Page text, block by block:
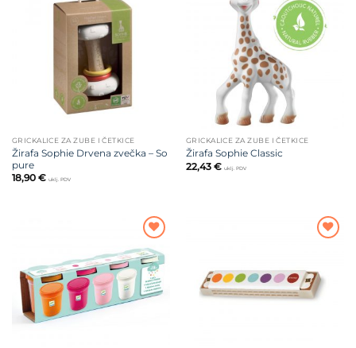
Dodajte
GRICKALICE ZA ZUBE I ČETKICE
Žirafa Sophie Drvena zvečka – So
pure
18,90 € uklj. PDV
Dodajte
na listu
želja
GRICKALICE ZA ZUBE I ČETKICE
Žirafa Sophie Classic
22,43 € uklj. PDV
Dodajte
na listu
želja
želja